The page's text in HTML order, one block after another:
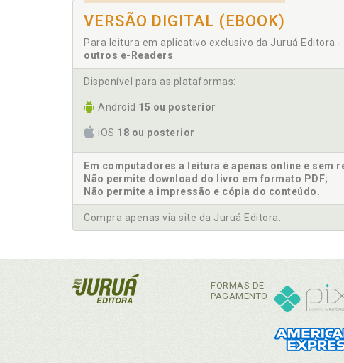
VERSÃO DIGITAL (EBOOK)
Para leitura em aplicativo exclusivo da Juruá Editora
outros e-Readers
Disponível para as plataformas:
Android 15 ou posterior
iOS 18 ou posterior
Em computadores a leitura é apenas online e sem
Não permite download do livro em formato PDF;
Não permite a impressão e cópia do conteúdo.
Compra apenas via site da Juruá Editora.
FORMAS DE
PAGAMENTO